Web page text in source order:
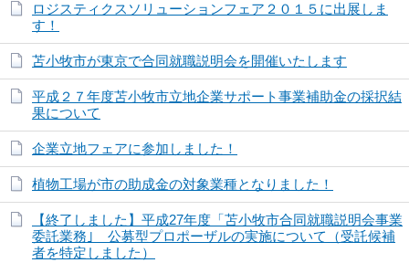
ロジスティクスソリューションフェア２０１５に出展しま
す！
苫小牧市が東京で合同就職説明会を開催いたします
平成２７年度苫小牧市立地企業サポート事業補助金の採択結
果について
企業立地フェアに参加しました！
植物工場が市の助成金の対象業種となりました！
【終了しました】平成27年度「苫小牧市合同就職説明会事業
委託業務｣ 公募型プロポーザルの実施について（受託候補
者を特定しました）